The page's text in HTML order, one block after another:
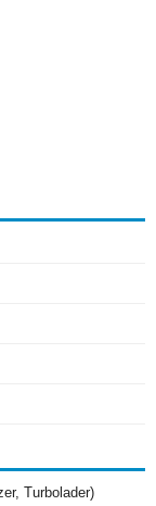
Turbolader)